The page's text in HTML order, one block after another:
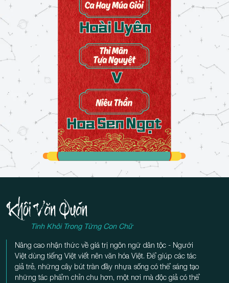
Tinh Khôi Trong Từng Con Chữ
Nâng cao nhận thức về giá trị ngôn ngữ dân tộc - Người
Việt dùng tiếng Việt viết nên văn hóa Việt. Để giúp các tác
giả trẻ, những cây bút tràn đầy nhựa sống có thể sáng tạo
những tác phẩm chỉn chu hơn, một nơi mà độc giả có thể